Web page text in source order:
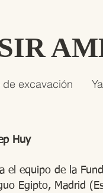
de excavación
Huy
el equipo de la
Egipto, Madrid